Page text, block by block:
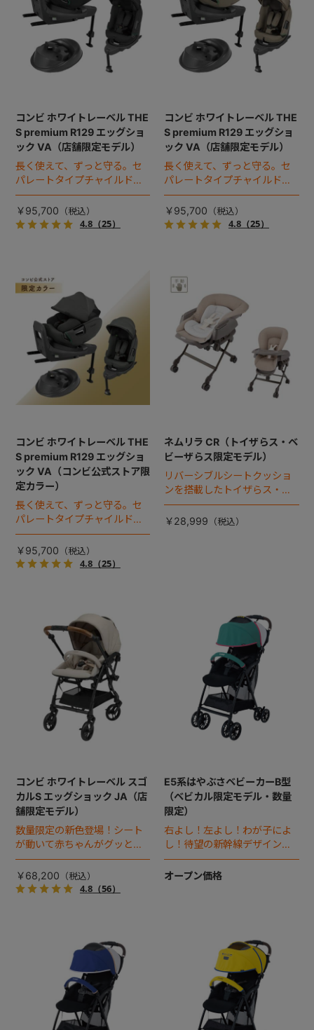
コンビ ホワイトレーベル THE
S premium R129 エッグショ
ック VA（店舗限定モデル）
長く使えて、ずっと守る。セ
パレートタイプチャイルドシ
ートのロングユースモデル。
￥95,700
4.8（25）
コンビ ホワイトレーベル THE
S premium R129 エッグショ
ック VA（店舗限定モデル）
長く使えて、ずっと守る。セ
パレートタイプチャイルドシ
ートのロングユースモデル。
￥95,700
4.8（25）
コンビ ホワイトレーベル THE
S premium R129 エッグショ
ック VA（コンビ公式ストア限
定カラー）
長く使えて、ずっと守る。セ
パレートタイプチャイルドシ
ートのロングユースモデル。
￥95,700
4.8（25）
ネムリラ CR（トイザらス・ベ
ビーザらス限定モデル）
リバーシブルシートクッショ
ンを搭載したトイザらス・ベ
ビーザらス限定モデル。
￥28,999
コンビ ホワイトレーベル スゴ
カルS エッグショック JA（店
舗限定モデル）
数量限定の新色登場！シート
が動いて赤ちゃんがグッと近
付く、プレミアムベビーカ
ー。
￥68,200
4.8（56）
E5系はやぶさベビーカーB型
（ベビカル限定モデル・数量
限定）
右よし！左よし！わが子によ
し！待望の新幹線デザインのB
型ベビーカー誕生。
オープン価格